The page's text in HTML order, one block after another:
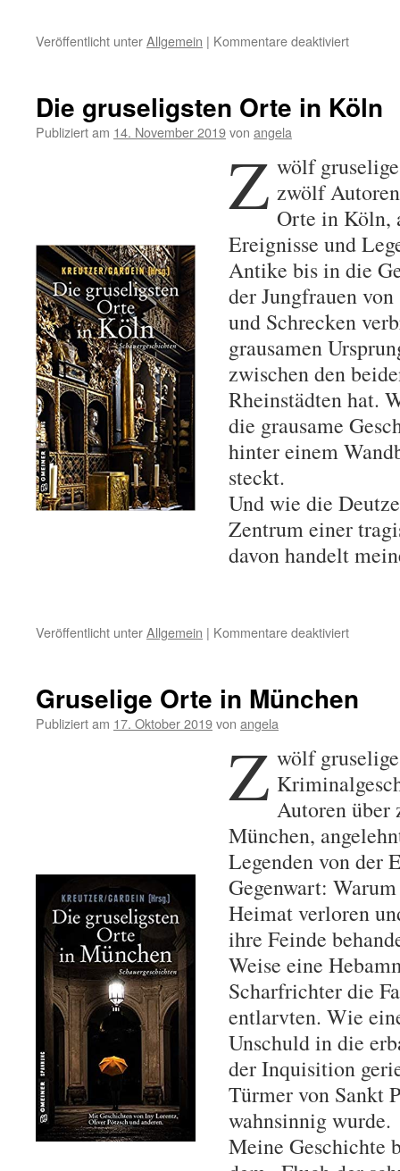
Veröffentlicht unterAllgemein | Kommentare deaktiviert
Mords-
Die gruseligsten Orte in Köln
Publiziert am 14. November 2019von angela
Z wölf
zwölf
Orte in Köln,
Ereignisse und
Antike bis in die
der Jungfrauen
und Schrecken
grausamen
zwischen den
Rheinstädten hat.
die grausame
hinter einem
steckt.
Und wie die
Zentrum einer
davon handelt
Veröffentlicht unterAllgemein | Kommentare deaktiviert
in
Gruselige Orte in München
Publiziert am 17. Oktober 2019von angela
Z wölf gruselige
Autoren über
München,
Legenden von der
Gegenwart:
Heimat verloren
ihre Feinde
Weise eine
Scharfrichter die
entlarvten. Wie
Unschuld in die
der Inquisition
Türmer von Sankt
wahnsinnig wurde.
Meine Geschichte